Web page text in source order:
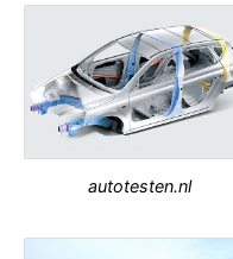
autotesten.nl